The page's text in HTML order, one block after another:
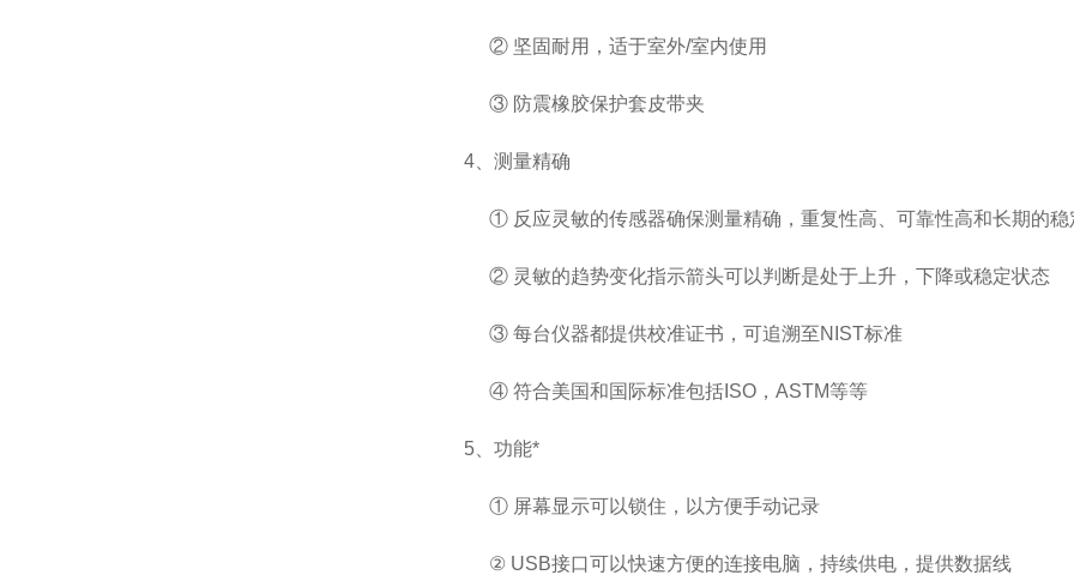
② 坚固耐用，适于室外/室内使用
③ 防震橡胶保护套皮带夹
4 测量精确
① 反应灵敏的传感器确保测量精确，重复性高、可靠性高和长期的稳
② 灵敏的趋势变化指示箭头可以判断是处于上升，下降或稳定状态
③ 每台仪器都提供校准证书，可追溯至NIST标准
④ 符合美国和国际标准包括ISO，ASTM等等
5 功能*
① 屏幕显示可以锁住，以方便手动记录
② USB接口可以快速方便的连接电脑，持续供电，提供数据线